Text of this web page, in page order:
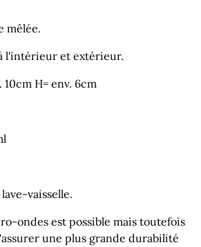
mêlée.
l'intérieur et extérieur.
H= env. 6cm
vaisselle.
ondes est possible mais toutefois
une plus grande durabilité